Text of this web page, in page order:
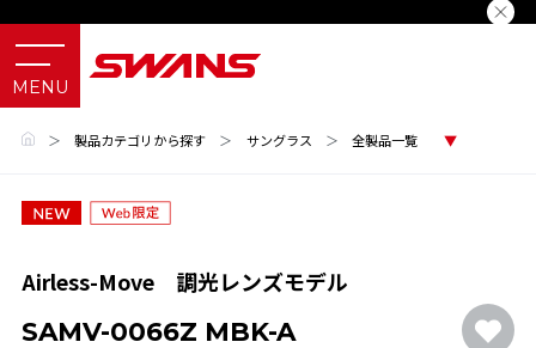
＞ 製品カテゴリから探す ＞ サングラス ＞ 全製品一覧
Airless-Move 調光レンズモデル
SAMV-0066Z MBK-A